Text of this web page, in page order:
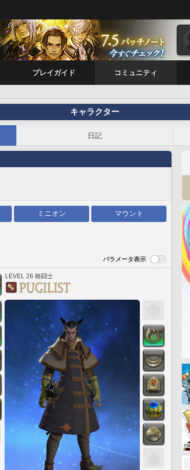
プレイガイド コミュニティ
キャラクター
日記
ミニオン マウント
パラメータ表示
LEVEL 26 格闘士